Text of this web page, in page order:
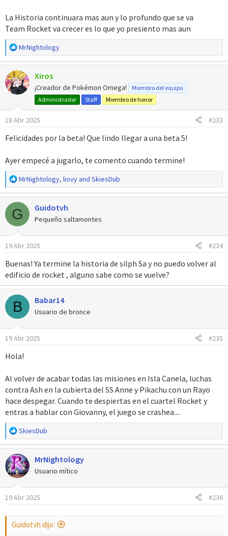
La Historia continuara mas aun y lo profundo que se va
Team Rocket va crecer es lo que yo presiento mas aun
R
e
a
c
c
i
e
:
MrNightology
Xiros
¡Creador de Pokémon Omega!
Miembro del equipo
Administrador
Staff Miembro de honor
18 Abr 2025 #233
Felicidades por la beta! Que lindo llegar a una beta 5!
Ayer empecé a jugarlo, te comento cuando termine!
R
e
a
c
c
i
o
n
s
:
MrNightology, liovyand SkiesDub
G Guidotvh
Pequeño saltamontes
19 Abr 2025 #234
Buenas! Ya termine la historia de silph Sa y no puedo volver al
edificio de rocket , alguno sabe como se vuelve?
B Babar14
Usuario de bronce
19 Abr 2025 #235
Hola!
Al volver de acabar todas las misiones en Isla Canela, luchas
contra Ash en la cubierta del SS Anne y Pikachu con un Rayo
hace despegar. Cuando te despiertas en el cuartel Rocket y
entras a hablar con Giovanny, el juego se crashea....
R
e
a
c
c
i
o
n
:
SkiesDub
MrNightology
Usuario mítico
19 Abr 2025 #236
Guidotvh dijo: